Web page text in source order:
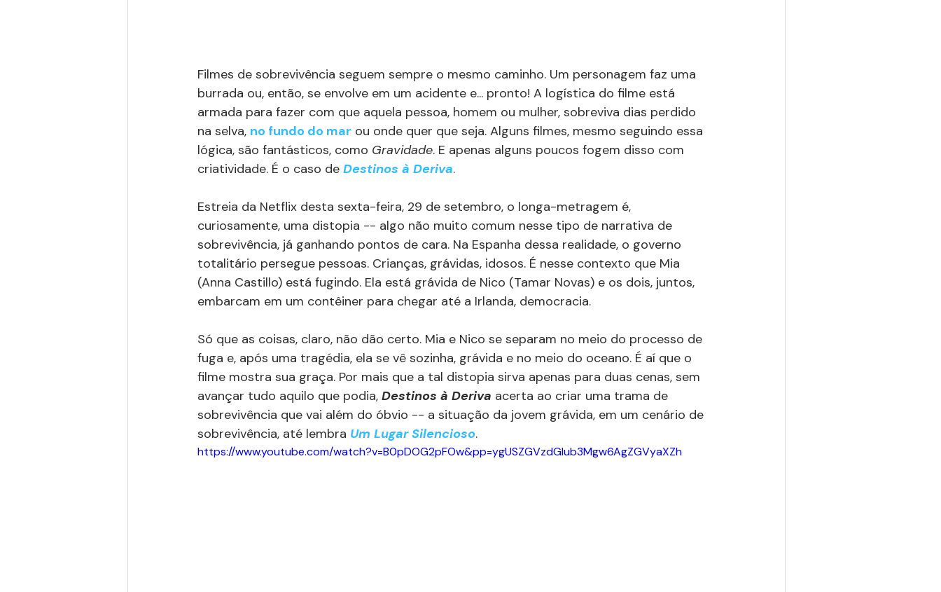
Filmes de sobrevivência seguem sempre o mesmo caminho. Um personagem faz uma
burrada ou, então, se envolve em um acidente e... pronto! A logística do filme está
armada para fazer com que aquela pessoa, homem ou mulher, sobreviva dias perdido
na selva, no fundo do mar ou onde quer que seja. Alguns filmes, mesmo seguindo essa
lógica, são fantásticos, como Gravidade. E apenas alguns poucos fogem disso com
criatividade. É o caso de Destinos à Deriva.
Estreia da Netflix desta sexta-feira, 29 de setembro, o longa-metragem é,
curiosamente, uma distopia -- algo não muito comum nesse tipo de narrativa de
sobrevivência, já ganhando pontos de cara. Na Espanha dessa realidade, o governo
totalitário persegue pessoas. Crianças, grávidas, idosos. É nesse contexto que Mia
(Anna Castillo) está fugindo. Ela está grávida de Nico (Tamar Novas) e os dois, juntos,
embarcam em um contêiner para chegar até a Irlanda, democracia.
Só que as coisas, claro, não dão certo. Mia e Nico se separam no meio do processo de
fuga e, após uma tragédia, ela se vê sozinha, grávida e no meio do oceano. É aí que o
filme mostra sua graça. Por mais que a tal distopia sirva apenas para duas cenas, sem
avançar tudo aquilo que podia, Destinos à Deriva acerta ao criar uma trama de
sobrevivência que vai além do óbvio -- a situação da jovem grávida, em um cenário de
sobrevivência, até lembra Um Lugar Silencioso.
https://www.youtube.com/watch?v=B0pDOG2pFOw&pp=ygUSZGVzdGlub3Mgw6AgZGVyaXZh